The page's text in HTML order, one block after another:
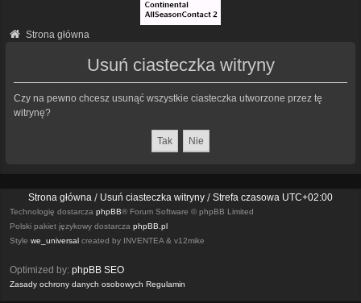
Strona główna
Usuń ciasteczka witryny
Czy na pewno chcesz usunąć wszystkie ciasteczka utworzone przez tę
witrynę?
Strona główna Usuń ciasteczka witryny Strefa czasowa UTC+02:00
Technologię dostarcza phpBB® Forum Software © phpBB Limited
Polski pakiet językowy dostarcza phpBB.pl
Style we_universal created by INVENTEA & v12mike
Optimized by: phpBB SEO
Zasady ochrony danych osobowych Regulamin